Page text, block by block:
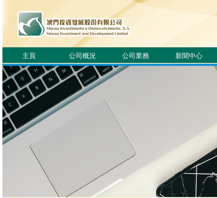
主頁 公司概況 公司業務 新聞中心